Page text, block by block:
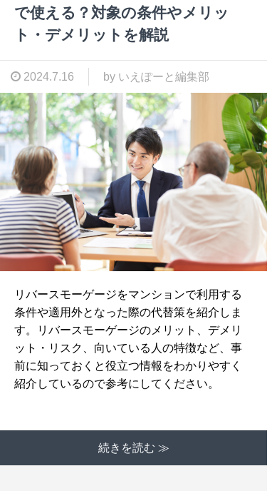
で使える？対象の条件やメリッ
ト・デメリットを解説
2024.7.16 by いえぽーと編集部
リバースモーゲージをマンションで利用する
条件や適用外となった際の代替策を紹介しま
す。リバースモーゲージのメリット、デメリ
ット・リスク、向いている人の特徴など、事
前に知っておくと役立つ情報をわかりやすく
紹介しているので参考にしてください。
続きを読む ≫